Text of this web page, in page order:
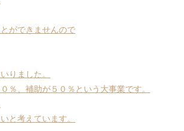
ができませんので
りました。
％、補助が５０％という大事業です。
と考えています。